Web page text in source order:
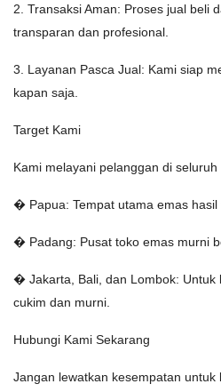
2. Transaksi Aman: Proses jual beli
transparan dan profesional.
3. Layanan Pasca Jual: Kami siap
kapan saja.
Target Kami
Kami melayani pelanggan di
� Papua: Tempat utama emas hasil
� Padang: Pusat toko emas murni
� Jakarta, Bali, dan Lombok: Untuk
cukim dan murni.
Hubungi Kami Sekarang
Jangan lewatkan kesempatan